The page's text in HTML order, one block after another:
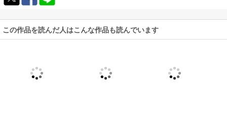
この作品を読んだ人はこんな作品も読んでいます